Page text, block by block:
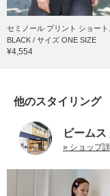
セミノール プリント ショー
BLACK / サイズ ONE SIZE
¥4,554
他のスタイリング
ビームス
» ショップ